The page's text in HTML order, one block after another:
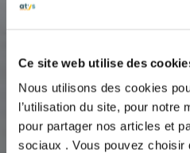
Ce site web utilise des
Nous utilisons des cookies
l’utilisation du site, pour notre
pour partager nos articles et
sociaux . Vous pouvez